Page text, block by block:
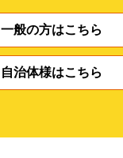
一般の方はこちら
自治体様はこちら